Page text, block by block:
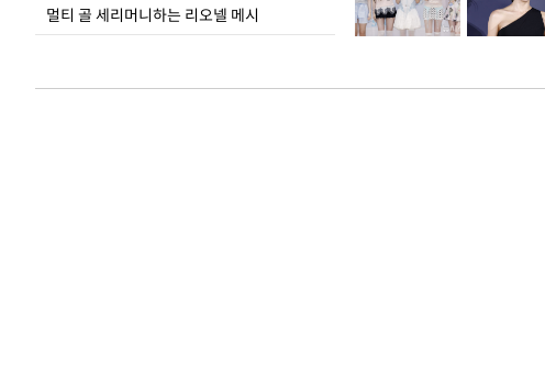
멀티 골 세리머니하는 리오넬 메시